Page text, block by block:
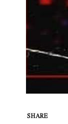
SHARE